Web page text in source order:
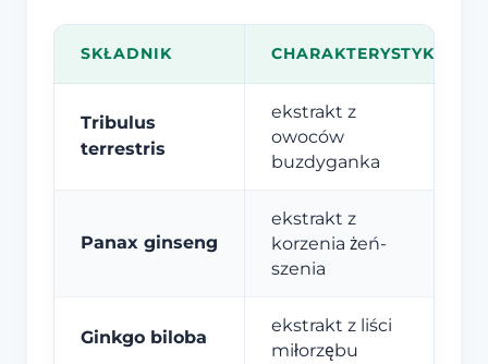
SKŁADNIK CHARAKTERYSTYKA
Tribulus
terrestris
ekstrakt z
owoców
buzdyganka
Panax ginseng
ekstrakt z
korzenia żeń-
szenia
Ginkgo biloba
ekstrakt z liści
miłorzębu